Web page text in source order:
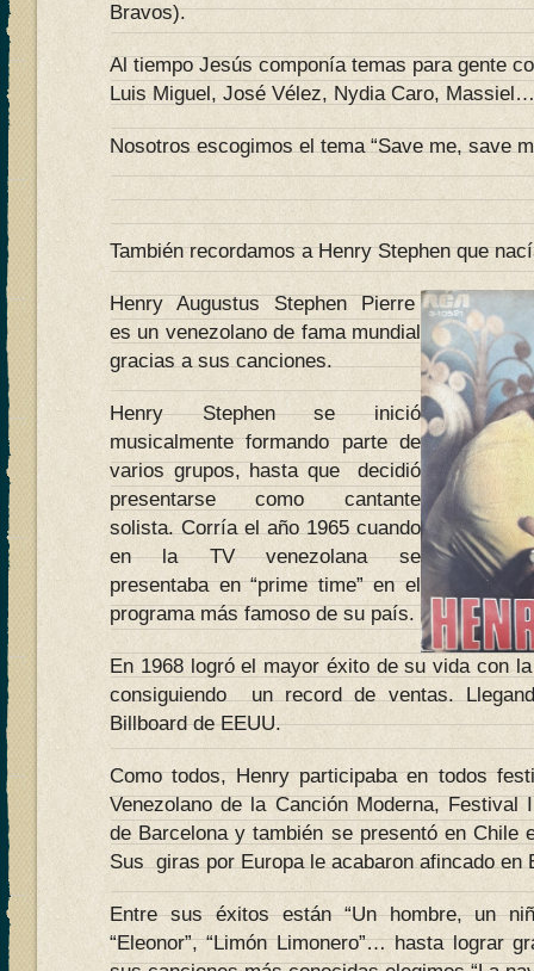
Bravos).
Al tiempo Jesús componía temas para gente
Luis Miguel, José Vélez, Nydia Caro, Massiel…
Nosotros escogimos el tema “Save me, save
También recordamos a Henry Stephen que
Henry Augustus Stephen Pierre
es un venezolano de fama mundial
gracias a sus canciones.
Henry Stephen se inició
musicalmente formando parte de
varios grupos, hasta que decidió
presentarse como cantante
solista. Corría el año 1965 cuando
en la TV venezolana se
presentaba en “prime time” en el
programa más famoso de su país.
En 1968 logró el mayor éxito de su vida con la
consiguiendo un record de ventas.
Billboard de EEUU.
Como todos, Henry participaba en todos
Venezolano de la Canción Moderna, Festival
de Barcelona y también se presentó en Chile
Sus giras por Europa le acabaron afincado en
Entre sus éxitos están “Un hombre, un
“Eleonor”, “Limón Limonero”… hasta lograr